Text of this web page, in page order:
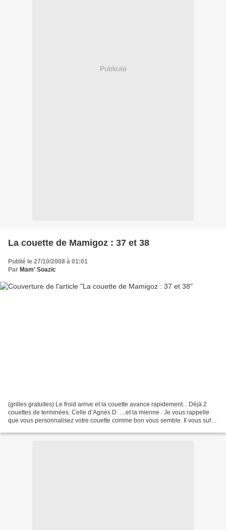
Publicité
La couette de Mamigoz : 37 et 38
Publié le 27/10/2008 à 01:01
Par Mam' Soazic
(grilles gratuites) Le froid arrive et la couette avance rapidement... Déjà 2
couettes de terminées. Celle d’Agnès D. ....et la mienne . Je vous rappelle
que vous personnalisez votre couette comme bon vous semble. Il vous suffit